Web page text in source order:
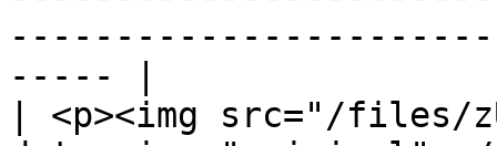
----- |
| <p><img src="/files/